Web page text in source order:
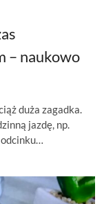
– naukowo
duża zagadka.
jazdę, np.